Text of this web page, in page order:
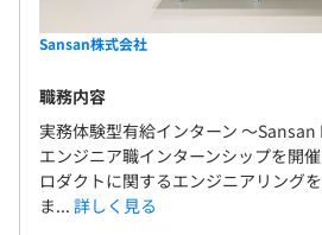
Sansan株式会社
職務内容
実務体験型有給インターン 〜
エンジニア職インターンシップを開
ロダクトに関するエンジニアリング
ま... 詳しく見る